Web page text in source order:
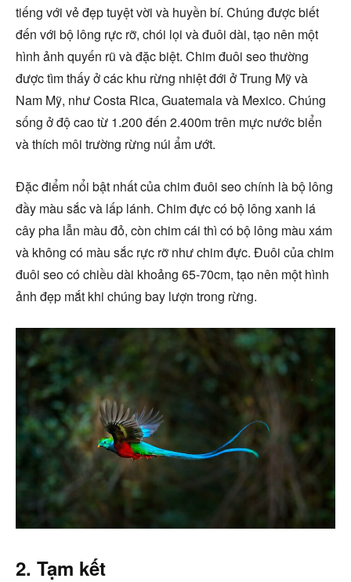
tiếng với vẻ đẹp tuyệt vời và huyền bí. Chúng được biết
đến với bộ lông rực rỡ, chói lọi và đuôi dài, tạo nên một
hình ảnh quyến rũ và đặc biệt. Chim đuôi seo thường
được tìm thấy ở các khu rừng nhiệt đới ở Trung Mỹ và
Nam Mỹ, như Costa Rica, Guatemala và Mexico. Chúng
sống ở độ cao từ 1.200 đến 2.400m trên mực nước biển
và thích môi trường rừng núi ẩm ướt.
Đặc điểm nổi bật nhất của chim đuôi seo chính là bộ lông
đầy màu sắc và lấp lánh. Chim đực có bộ lông xanh lá
cây pha lẫn màu đỏ, còn chim cái thì có bộ lông màu xám
và không có màu sắc rực rỡ như chim đực. Đuôi của chim
đuôi seo có chiều dài khoảng 65-70cm, tạo nên một hình
ảnh đẹp mắt khi chúng bay lượn trong rừng.
2. Tạm kết